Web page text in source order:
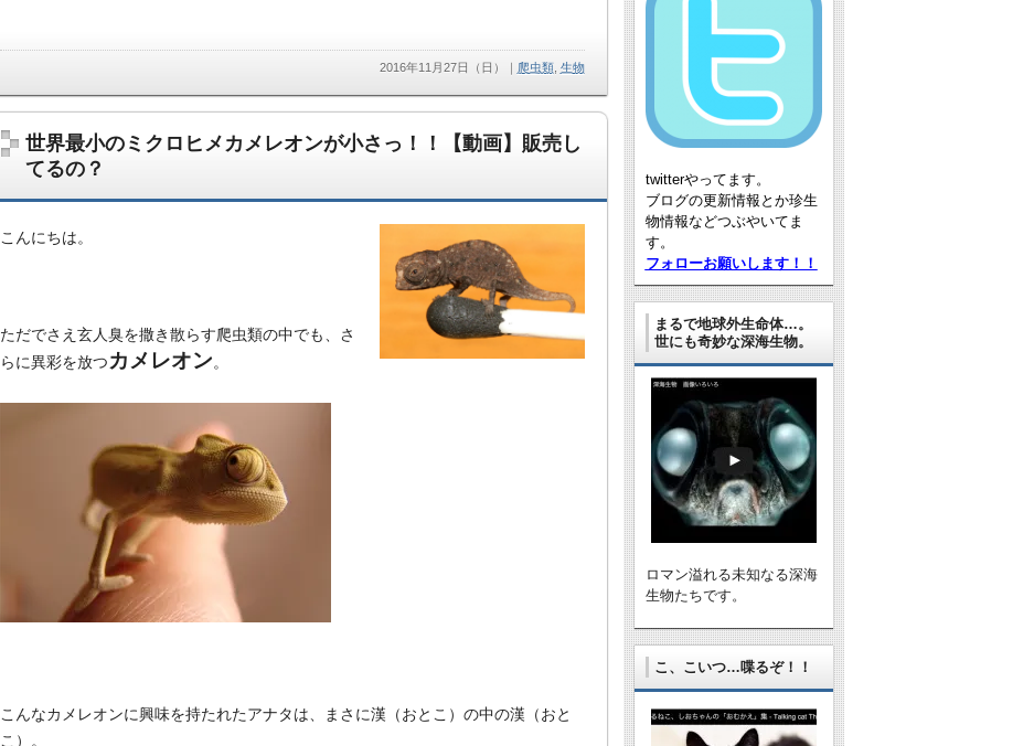
2016年11月27日（日） ｜ 爬虫類, 生物
世界最小のミクロヒメカメレオンが小さっ！！【動画】販売し
てるの？
こんにちは。
ただでさえ玄人臭を撒き散らす爬虫類の中でも、さ
らに異彩を放つカメレオン。
こんなカメレオンに興味を持たれたアナタは、まさに漢（おとこ）の中の漢（おと
こ）。
twitterやってます。
ブログの更新情報とか珍生
物情報などつぶやいてま
す。
フォローお願いします！！
まるで地球外生命体…。
世にも奇妙な深海生物。
ロマン溢れる未知なる深海
生物たちです。
こ、こいつ…喋るぞ！！